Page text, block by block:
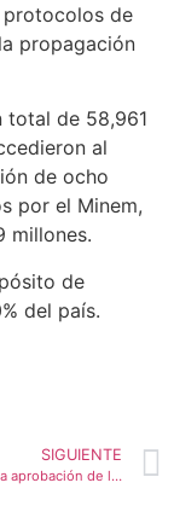
de
propagación
total de 58,961
al
de ocho
por el Minem,
millones.
de
del país.
SIGUIENTE
La SPR respalda aprobación de ley que impulsa las energías limpias y renovables